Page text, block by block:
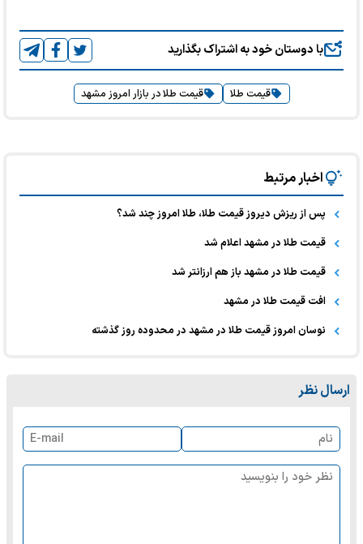
با دوستان خود به اشتراک بگذارید
قیمت طلا قیمت طلا در بازار امروز مشهد
اخبار مرتبط
پس از ریزش دیروز قیمت طلا، طلا امروز چند شد؟
قیمت طلا در مشهد اعلام شد
قیمت طلا در مشهد باز هم ارزانتر شد
افت قیمت طلا در مشهد
نوسان امروز قیمت طلا در مشهد در محدوده روز گذشته
ارسال نظر